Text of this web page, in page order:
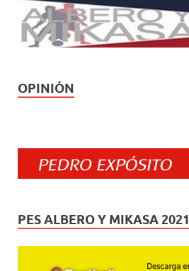
OPINIÓN
PES ALBERO Y MIKASA 2021